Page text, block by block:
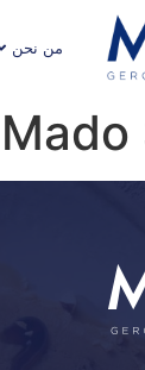
من نحن